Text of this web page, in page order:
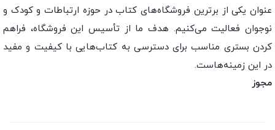
عنوان یکی از برترین فروشگاه‌های کتاب در حوزه ارتباطات و کودک و
نوجوان فعالیت می‌کنیم. هدف ما از تأسیس این فروشگاه، فراهم
کردن بستری مناسب برای دسترسی به کتاب‌هایی با کیفیت و مفید
در این زمینه‌هاست.
مجوز